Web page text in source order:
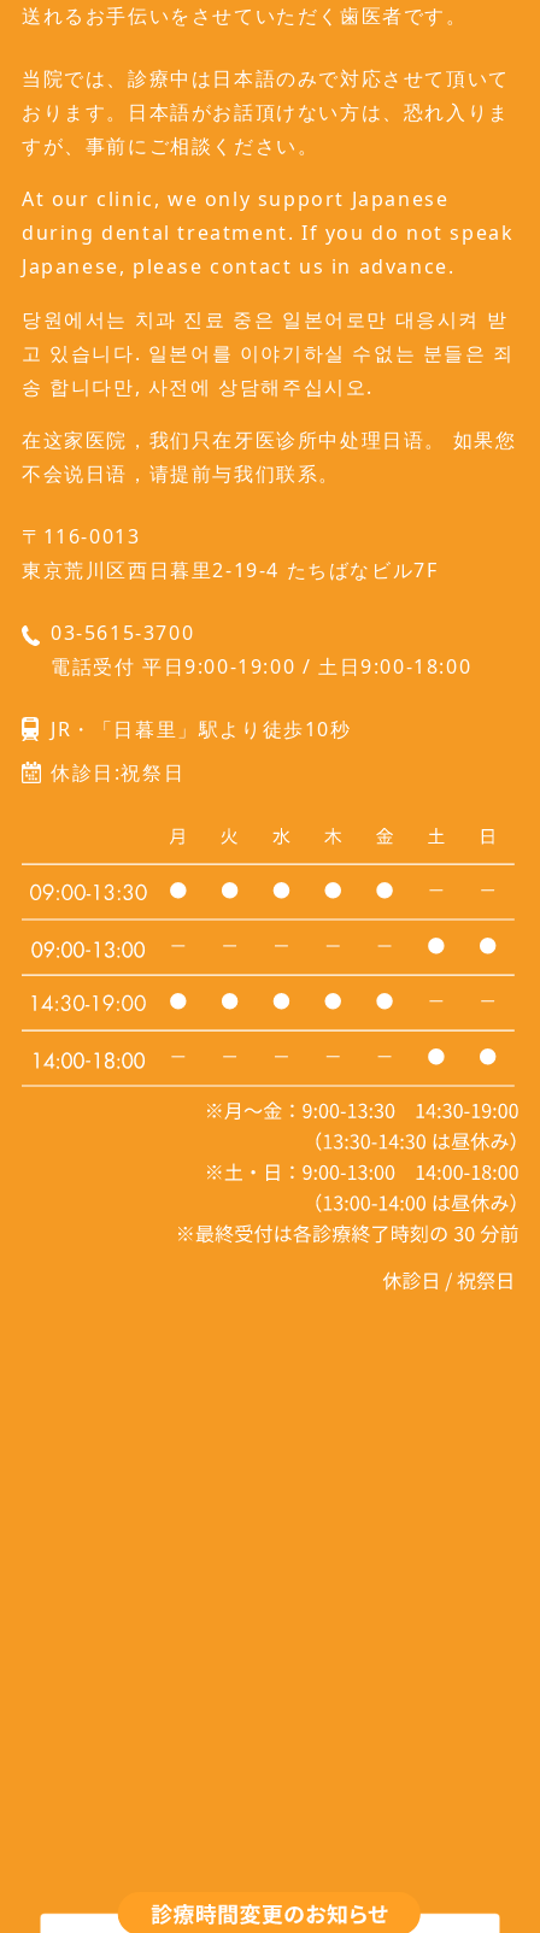
送れるお手伝いをさせていただく歯医者です。
当院では、診療中は日本語のみで対応させて頂いて
おります。日本語がお話頂けない方は、恐れ入りま
すが、事前にご相談ください。
At our clinic, we only support Japanese
during dental treatment. If you do not speak
Japanese, please contact us in advance.
당원에서는 치과 진료 중은 일본어로만 대응시켜 받
고 있습니다. 일본어를 이야기하실 수없는 분들은 죄
송 합니다만, 사전에 상담해주십시오.
在这家医院，我们只在牙医诊所中处理日语。 如果您
不会说日语，请提前与我们联系。
〒116-0013
東京荒川区西日暮里2-19-4 たちばなビル7F
03-5615-3700
電話受付 平日9:00-19:00 / 土日9:00-18:00
JR・「日暮里」駅より徒歩10秒
休診日:祝祭日